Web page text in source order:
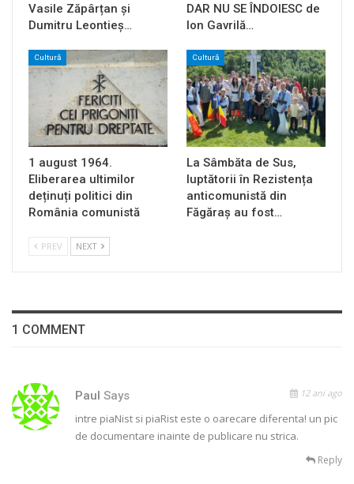
Vasile Zăpârțan și
Dumitru Leontieș…
DAR NU SE ÎNDOIESC de
Ion Gavrilă…
Cultură
1 august 1964.
Eliberarea ultimilor
deținuți politici din
România comunistă
Cultură
La Sâmbăta de Sus,
luptătorii în Rezistența
anticomunistă din
Făgăraș au fost…
PREV NEXT
1 COMMENT
Paul Says 12 ani ago
intre piaNist si piaRist este o oarecare diferenta! un pic
de documentare inainte de publicare nu strica.
Reply